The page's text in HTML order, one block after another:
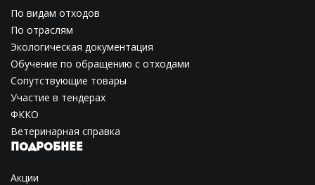
По видам отходов
По отраслям
Экологическая документация
Обучение по обращению с отходами
Сопутствующие товары
Участие в тендерах
ФККО
Ветеринарная справка
ПОДРОБНЕЕ
Акции